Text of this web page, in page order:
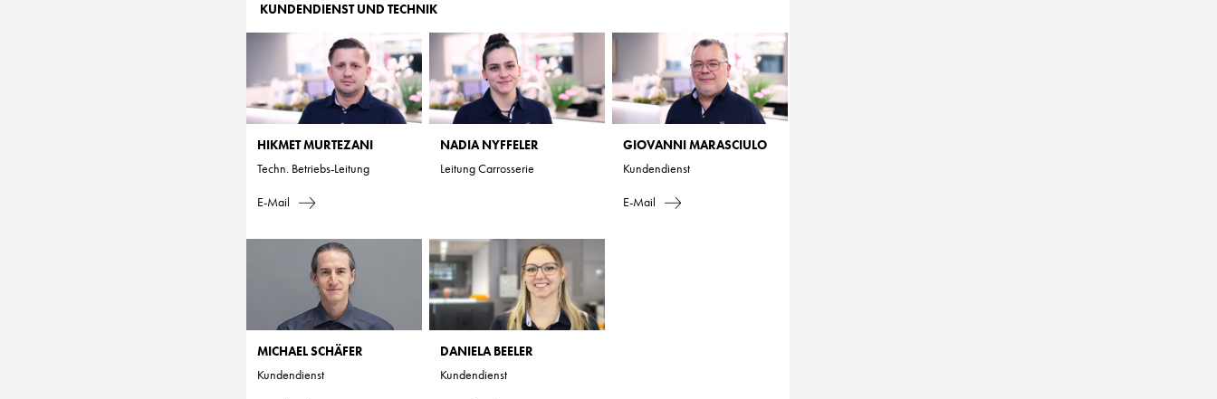
KUNDENDIENST UND TECHNIK
HIKMET MURTEZANI
Techn. Betriebs-Leitung
E-Mail
NADIA NYFFELER
Leitung Carrosserie
GIOVANNI MARASCIULO
Kundendienst
E-Mail
MICHAEL SCHÄFER
Kundendienst
DANIELA BEELER
Kundendienst